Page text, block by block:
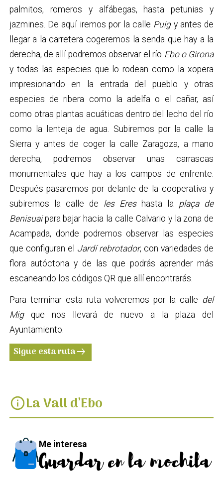
palmitos, romeros y alfábegas, hasta petunias y
jazmines. De aquí iremos por la calle Puigy antes de
llegar a la carretera cogeremos la senda que hay a la
derecha, de allí podremos observar el río Ebo o Girona
y todas las especies que lo rodean como la xopera
impresionando en la entrada del pueblo y otras
especies de ribera como la adelfa o el cañar, así
como otras plantas acuáticas dentro del lecho del río
como la lenteja de agua. Subiremos por la calle la
Sierra y antes de coger la calle Zaragoza, a mano
derecha, podremos observar unas carrascas
monumentales que hay a los campos de enfrente.
Después pasaremos por delante de la cooperativa y
subiremos la calle de les Ereshasta la plaça de
Benisuaipara bajar hacia la calle Calvario y la zona de
Acampada, donde podremos observar las especies
que configuran el Jardí rebrotador, con variedades de
flora autóctona y de las que podrás aprender más
escaneando los códigos QR que allí encontrarás.
Para terminar esta ruta volveremos por la calle del
Migque nos llevará de nuevo a la plaza del
Ayuntamiento.
Sigue esta rutaarrow_right_alt
infoLa Vall d’Ebo
Me interesa
Guardar en la mochila